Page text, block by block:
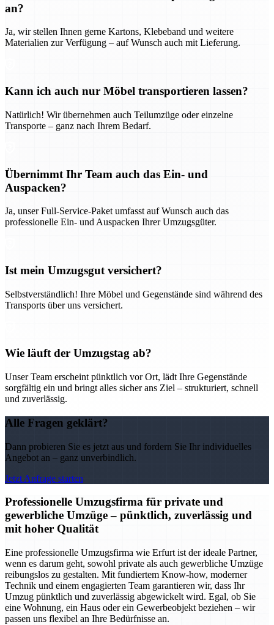
an?
Ja, wir stellen Ihnen gerne Kartons, Klebeband und weitere
Materialien zur Verfügung – auf Wunsch auch mit Lieferung.
Kann ich auch nur Möbel transportieren lassen?
Natürlich! Wir übernehmen auch Teilumzüge oder einzelne
Transporte – ganz nach Ihrem Bedarf.
Übernimmt Ihr Team auch das Ein- und
Auspacken?
Ja, unser Full-Service-Paket umfasst auf Wunsch auch das
professionelle Ein- und Auspacken Ihrer Umzugsgüter.
Ist mein Umzugsgut versichert?
Selbstverständlich! Ihre Möbel und Gegenstände sind während des
Transports über uns versichert.
Wie läuft der Umzugstag ab?
Unser Team erscheint pünktlich vor Ort, lädt Ihre Gegenstände
sorgfältig ein und bringt alles sicher ans Ziel – strukturiert, schnell
und zuverlässig.
Alle Fragen geklärt?
Dann probieren Sie es jetzt aus und fordern Sie Ihr individuelles
Angebot an – ganz unverbindlich.
Jetzt Anfrage starten
Professionelle Umzugsfirma für private und
gewerbliche Umzüge – pünktlich, zuverlässig und
mit hoher Qualität
Eine professionelle Umzugsfirma wie Erfurt ist der ideale Partner,
wenn es darum geht, sowohl private als auch gewerbliche Umzüge
reibungslos zu gestalten. Mit fundiertem Know-how, moderner
Technik und einem engagierten Team garantieren wir, dass Ihr
Umzug pünktlich und zuverlässig abgewickelt wird. Egal, ob Sie
eine Wohnung, ein Haus oder ein Gewerbeobjekt beziehen – wir
passen uns flexibel an Ihre Bedürfnisse an.